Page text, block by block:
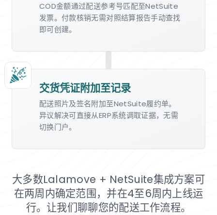
COD金额通过配送参考号匹配至NetSuite
发票。付款核销无需对照结算报告手动查找
即可创建。
交货凭证附加至记录
配送照片及签名附加至NetSuite履约单。
异议解决可直接从ERP系统调取证据，无需
切换门户。
大多数Lalamove + NetSuite集成方案可
在两周内确定范围，并在4至6周内上线运
行。让我们聊聊您的配送工作流程。